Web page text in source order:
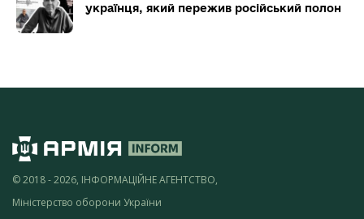
українця, який пережив російський полон
© 2018 - 2026, ІНФОРМАЦІЙНЕ АГЕНТСТВО,
Міністерство оборони України